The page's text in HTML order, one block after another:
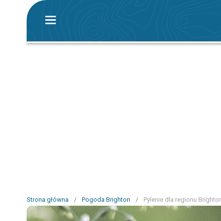
Strona główna / Pogoda Brighton / Pylenie dla regionu